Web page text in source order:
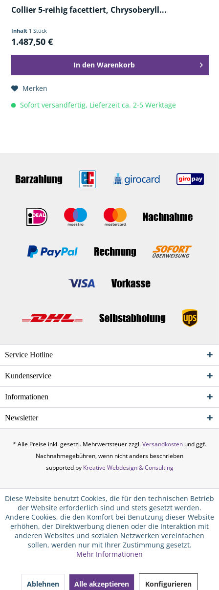
Collier 5-reihig facettiert, Chrysoberyll...
Inhalt 1 Stück
1.487,50 €
In den Warenkorb
Merken
Sofort versandfertig, Lieferzeit ca. 2-5 Werktage
Service Hotline
Kundenservice
Informationen
Newsletter
* Alle Preise inkl. gesetzl. Mehrwertsteuer zzgl.Versandkosten und ggf.
Nachnahmegebühren, wenn nicht anders beschrieben
supported by Kreative Webdesign & Consulting
Diese Website benutzt Cookies, die für den technischen Betrieb
der Website erforderlich sind und stets gesetzt werden.
Andere Cookies, die den Komfort bei Benutzung dieser Website
erhöhen, der Direktwerbung dienen oder die Interaktion mit
anderen Websites und sozialen Netzwerken vereinfachen
sollen, werden nur mit Ihrer Zustimmung gesetzt.
Mehr Informationen
Ablehnen Alle akzeptieren Konfigurieren